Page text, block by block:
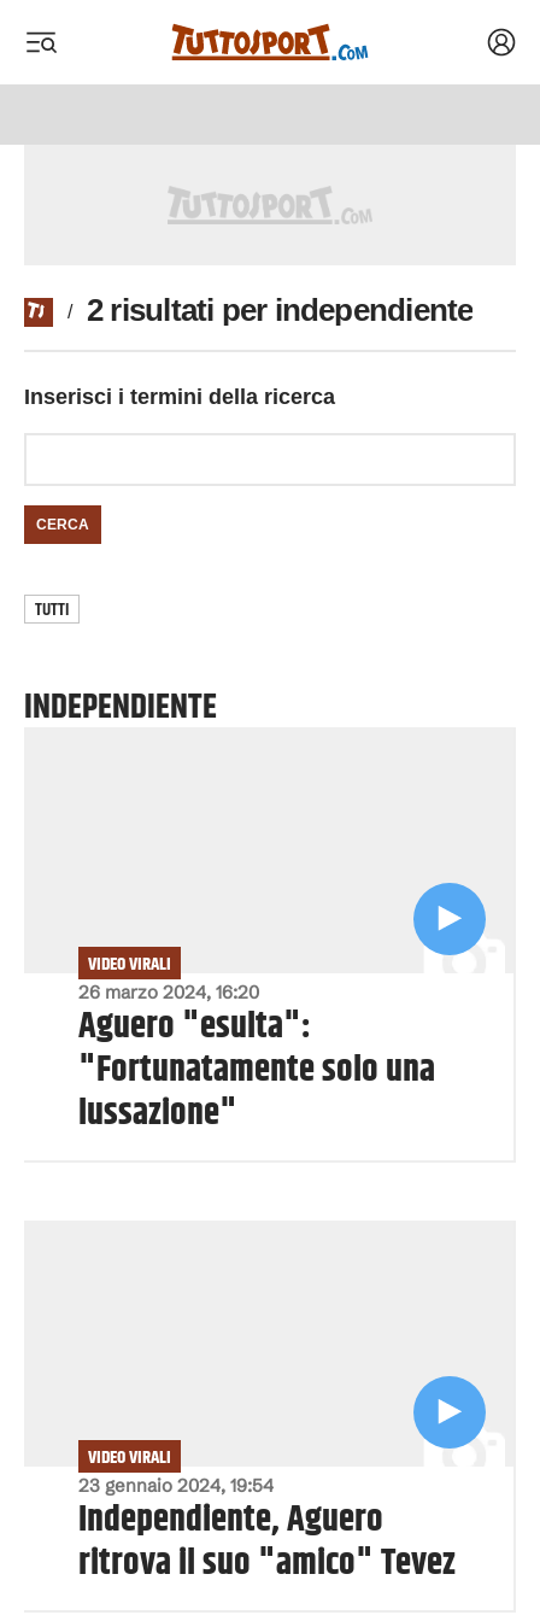
/ 2 risultati per independiente
Inserisci i termini della ricerca
CERCA
TUTTI
INDEPENDIENTE
26 marzo 2024, 16:20
VIDEO VIRALI
Aguero "esulta":
"Fortunatamente solo una
lussazione"
23 gennaio 2024, 19:54
VIDEO VIRALI
Independiente, Aguero
ritrova il suo "amico" Tevez